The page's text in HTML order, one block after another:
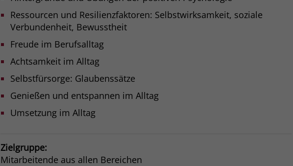
Ressourcen und Resilienzfaktoren: Selbstwirksamkeit, soziale
Verbundenheit, Bewusstheit
Freude im Berufsalltag
Achtsamkeit im Alltag
Selbstfürsorge: Glaubenssätze
Genießen und entspannen im Alltag
Umsetzung im Alltag
Zielgruppe:
Mitarbeitende aus allen Bereichen